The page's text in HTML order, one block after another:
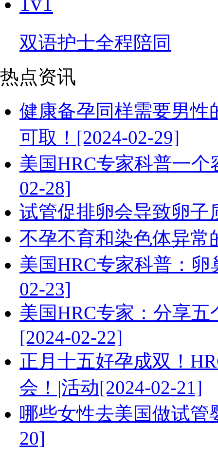
双语护士全程陪同
热点资讯
健康备孕同样需要男性
可取！[2024-02-29]
美国HRC专家科普一
02-28]
试管促排卵会导致卵子
不孕不育和染色体异常
美国HRC专家科普：
02-23]
美国HRC专家：分享
[2024-02-22]
正月十五好孕成双！
会！|活动[2024-02-21]
哪些女性去美国做试管
20]